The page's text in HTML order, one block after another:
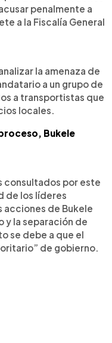
penalmente a
a la Fiscalía General
la amenaza de
a un grupo de
a transportistas que
locales.
Bukele
consultados por este
de los líderes
acciones de Bukele
y la separación de
se debe a que el
de gobierno.